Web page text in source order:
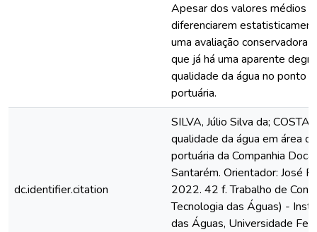
Apesar dos valores médios
diferenciarem
uma avaliação conservadora
que já há uma aparente
qualidade da água no ponto
portuária.
dc.identifier.citation
SILVA, Júlio Silva da;
qualidade da água em área
portuária da Companhia
Santarém. Orientador: José
2022. 42 f. Trabalho de
Tecnologia das Águas) -
das Águas, Universidade